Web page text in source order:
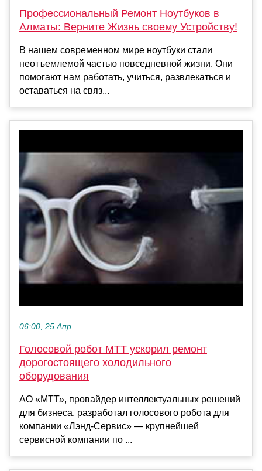
Профессиональный Ремонт Ноутбуков в
Алматы: Верните Жизнь своему Устройству!
В нашем современном мире ноутбуки стали
неотъемлемой частью повседневной жизни. Они
помогают нам работать, учиться, развлекаться и
оставаться на связ...
06:00, 25 Апр
Голосовой робот МТТ ускорил ремонт
дорогостоящего холодильного
оборудования
АО «МТТ», провайдер интеллектуальных решений
для бизнеса, разработал голосового робота для
компании «Лэнд-Сервис» — крупнейшей
сервисной компании по ...